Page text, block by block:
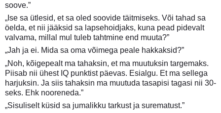
soove.”
„Ise sa ütlesid, et sa oled soovide täitmiseks. Või tahad sa
öelda, et nii jääksid sa lapsehoidjaks, kuna pead pidevalt
valvama, millal mul tuleb tahtmine end muuta?”
„Jah ja ei. Mida sa oma võimega peale hakkaksid?”
„Noh, kõigepealt ma tahaksin, et ma muutuksin targemaks.
Piisab nii ühest IQ punktist päevas. Esialgu. Et ma sellega
harjuksin. Ja siis tahaksin ma muutuda tasapisi tagasi nii 30-
seks. Ehk nooreneda.”
„Sisuliselt küsid sa jumalikku tarkust ja surematust.”